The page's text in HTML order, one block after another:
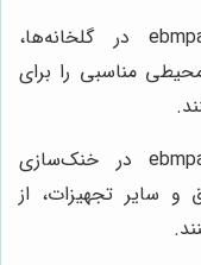
فن‌های ebmpapst در گلخانه‌ها،
مناسبی را برای
فن‌های ebmpapst در خنک‌سازی
و سایر تجهیزات، از